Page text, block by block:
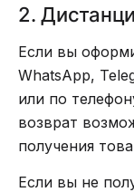
2.
Если вы
WhatsApp,
или по
возврат
получения
Если вы не